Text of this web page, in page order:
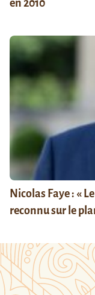
en 2010
Nicolas Faye : «
reconnu sur le